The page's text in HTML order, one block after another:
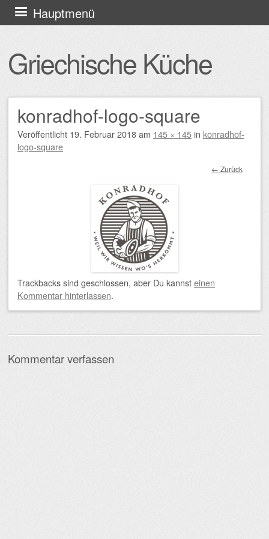
Griechische Küche
Hauptmenü
Zum
Inhalt
konradhof-logo-square
Veröffentlicht 19. Februar 2018am 145 × 145in konradhof-
logo-square
← Zurück
Trackbacks sind geschlossen, aber Du kannsteinen
Kommentar hinterlassen.
Kommentar verfassen